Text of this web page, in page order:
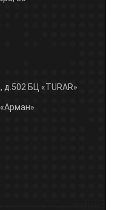
БЦ «TURAR»